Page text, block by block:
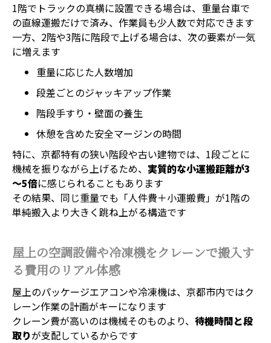
1階でトラックの真横に設置できる場合は、重量台車で
の直線運搬だけで済み、作業員も少人数で対応できます
一方、2階や3階に階段で上げる場合は、次の要素が一気
に増えます
重量に応じた人数増加
段差ごとのジャッキアップ作業
階段手すり・壁面の養生
休憩を含めた安全マージンの時間
特に、京都特有の狭い階段や古い建物では、1段ごとに
機械を振りながら上げるため、 実質的な小運搬距離が3
～5倍に感じられることもあります
その結果、同じ重量でも「人件費＋小運搬費」が1階の
単純搬入より大きく跳ね上がる構造です
屋上の空調設備や冷凍機をクレーンで搬入す
る費用のリアル体感
屋上のパッケージエアコンや冷凍機は、京都市内ではク
レーン作業の計画がキーになります
クレーン費が高いのは機械そのものより、 待機時間と段
取りが支配しているからです